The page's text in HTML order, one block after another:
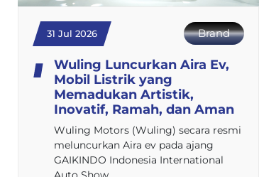
31 Jul 2026 Brand
Wuling Luncurkan Aira Ev,
Mobil Listrik yang
Memadukan Artistik,
Inovatif, Ramah, dan Aman
Wuling Motors (Wuling) secara resmi
meluncurkan Aira ev pada ajang
GAIKINDO Indonesia International